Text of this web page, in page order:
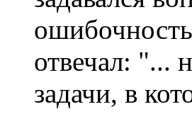
отвечал: "...
задачи, в